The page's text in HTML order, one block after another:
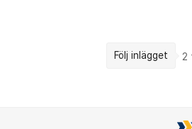
Följ inlägget 2